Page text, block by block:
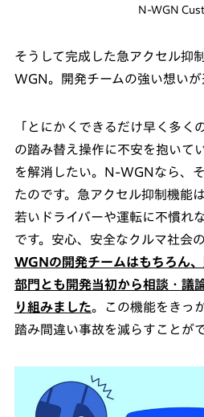
N-WGN
そうして完成した急アクセル抑
WGN。開発チームの強い想いが
「とにかくできるだけ早く多く
の踏み替え操作に不安を抱いて
を解消したい。N-WGNなら、
たのです。急アクセル抑制機能
若いドライバーや運転に不慣れ
です。安心、安全なクルマ社会
WGNの開発チームはもちろん
部門とも開発当初から相談・議
り組みました。この機能をきっ
踏み間違い事故を減らすことが